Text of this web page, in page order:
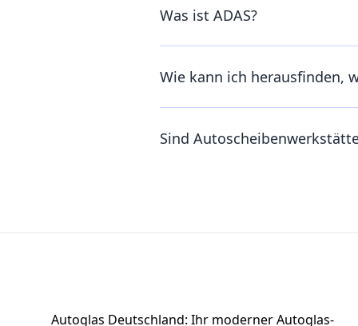
Was ist ADAS?
Wie kann ich herausfinden,
Sind
Autoglas Deutschland: Ihr moderner Autoglas-